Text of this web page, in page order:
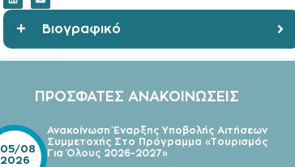
ΠΡΟΣΦΑΤΕΣ ΑΝΑΚΟΙΝΩΣΕΙΣ
Ανακοίνωση Έναρξης Υποβολής Αιτήσεων
Συμμετοχής Στο Πρόγραμμα «Τουρισμός
Για Όλους 2026-2027»
05/08
2026